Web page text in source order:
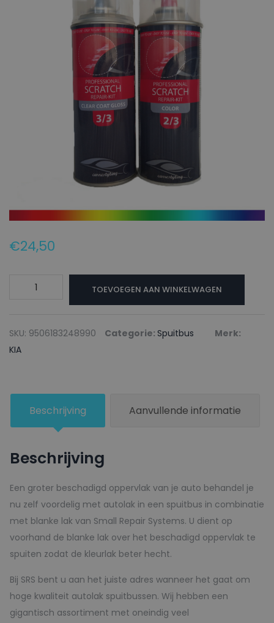
€24,50
Blanke
lak
AUBERGINE
150ml
TOEVOEGEN AAN WINKELWAGEN
SKU: 9506183248990 Categorie: Spuitbus
Merk:
KIA
Beschrijving Aanvullende informatie
Beschrijving
Een groter beschadigd oppervlak van je auto behandel je
nu zelf voordelig met autolak in een spuitbus in combinatie
met blanke lak van Small Repair Systems. U dient op
voorhand de blanke lak over het beschadigd oppervlak te
spuiten zodat de kleurlak beter hecht.
Bij SRS bent u aan het juiste adres wanneer het gaat om
hoge kwaliteit autolak spuitbussen. Wij hebben een
gigantisch assortiment met oneindig veel